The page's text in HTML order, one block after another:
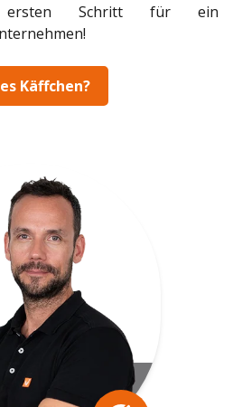
Schritt für ein
Käffchen?